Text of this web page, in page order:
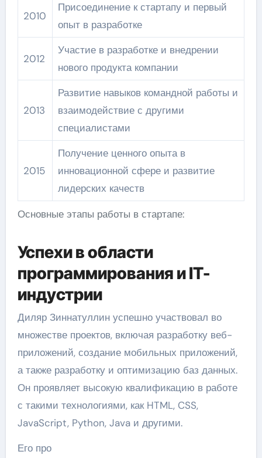
Основные этапы работы в стартапе:
2010
Присоединение к стартапу и первый
опыт в разработке
2012
Участие в разработке и внедрении
нового продукта компании
2013
Развитие навыков командной работы и
взаимодействие с другими
специалистами
2015
Получение ценного опыта в
инновационной сфере и развитие
лидерских качеств
Успехи в области
программирования и IT-
индустрии
Диляр Зиннатуллин успешно участвовал во
множестве проектов, включая разработку веб-
приложений, создание мобильных приложений,
а также разработку и оптимизацию баз данных.
Он проявляет высокую квалификацию в работе
с такими технологиями, как HTML, CSS,
JavaScript, Python, Java и другими.
Его про